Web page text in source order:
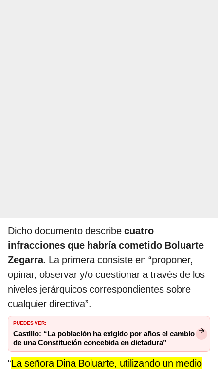
Dicho documento describe cuatro
infracciones que habría cometido Boluarte
Zegarra. La primera consiste en “proponer,
opinar, observar y/o cuestionar a través de los
niveles jerárquicos correspondientes sobre
cualquier directiva”.
PUEDES VER:
Castillo: “La población ha exigido por años el cambio
de una Constitución concebida en dictadura”
“La señora Dina Boluarte, utilizando un medio